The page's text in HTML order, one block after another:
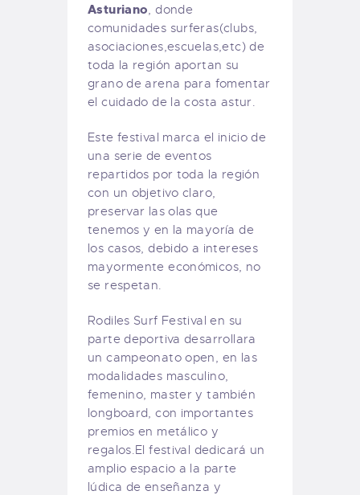
Asturiano , donde
comunidades surferas(clubs,
asociaciones,escuelas,etc) de
toda la región aportan su
grano de arena para fomentar
el cuidado de la costa astur.
Este festival marca el inicio de
una serie de eventos
repartidos por toda la región
con un objetivo claro,
preservar las olas que
tenemos y en la mayoría de
los casos, debido a intereses
mayormente económicos, no
se respetan.
Rodiles Surf Festival en su
parte deportiva desarrollara
un campeonato open, en las
modalidades masculino,
femenino, master y también
longboard, con importantes
premios en metálico y
regalos.El festival dedicará un
amplio espacio a la parte
lúdica de enseñanza y